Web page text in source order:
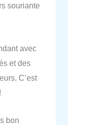
souriante
avec
et des
C’est
bon